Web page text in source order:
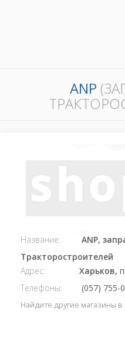
ANP
Название:
ANP,
Тракторостроителей
Адрес:
Харьков,
Телефоны:
(057) 755-
Найдите другие магазины